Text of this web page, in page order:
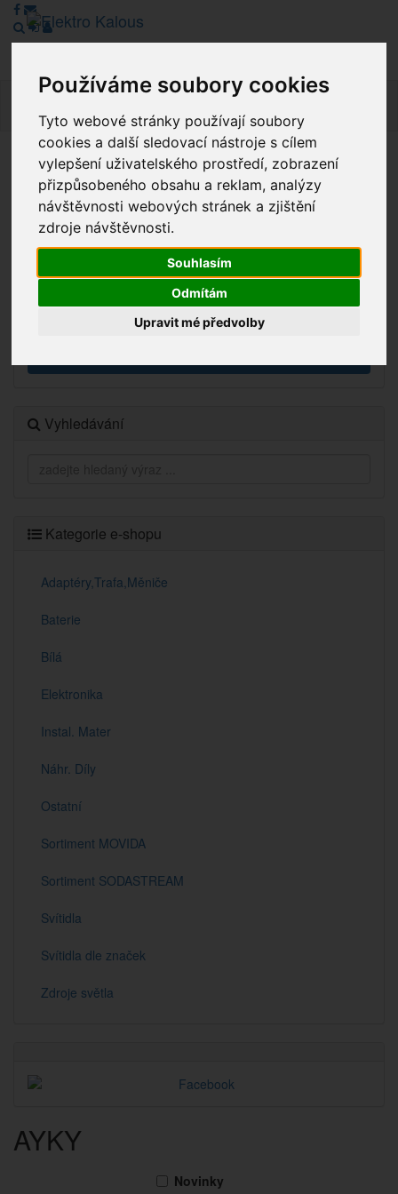
Používáme soubory cookies
Tyto webové stránky používají soubory
cookies a další sledovací nástroje s cílem
vylepšení uživatelského prostředí, zobrazení
přizpůsobeného obsahu a reklam, analýzy
návštěvnosti webových stránek a zjištění
zdroje návštěvnosti.
Souhlasím
Odmítám
Upravit mé předvolby
Vážení zákazníci, v tuto chvíli je Náš internetový obchod v
režimu Katalogu. Objednávky on-line nyní nelze vyřídit.
Děkujeme za pochopení.
Výprodej
Vyhledávání
Kategorie e-shopu
Adaptéry,Trafa,Měniče
Baterie
Bílá
Elektronika
Instal. Mater
Náhr. Díly
Ostatní
Sortiment MOVIDA
Sortiment SODASTREAM
Svítidla
Svítidla dle značek
Zdroje světla
AYKY
Novinky